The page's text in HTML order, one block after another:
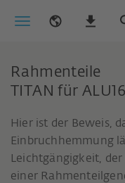
Rahmenteile
TITAN für ALU16
Hier ist der Beweis,
Einbruchhemmung
Leichtgängigkeit,
einer